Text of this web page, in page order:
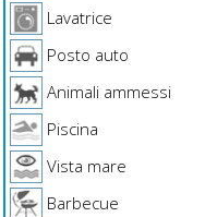
Lavatrice
Posto auto
Animali ammessi
Piscina
Vista mare
Barbecue